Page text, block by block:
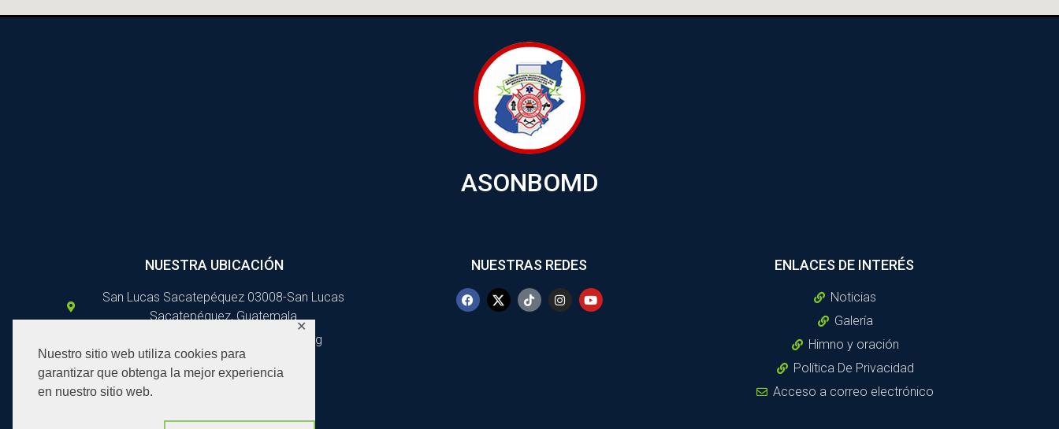
Nuestro sitio web utiliza cookies para
garantizar que obtenga la mejor experiencia
en nuestro sitio web.
✕
ASONBOMD
NUESTRA UBICACIÓN
San Lucas Sacatepéquez 03008-San Lucas
Sacatepéquez, Guatemala
relacionespublicas@asonbomd.org
7828 4500
NUESTRAS REDES ENLACES DE INTERÉS
Noticias
Galería
Himno y oración
Política De Privacidad
Acceso a correo electrónico